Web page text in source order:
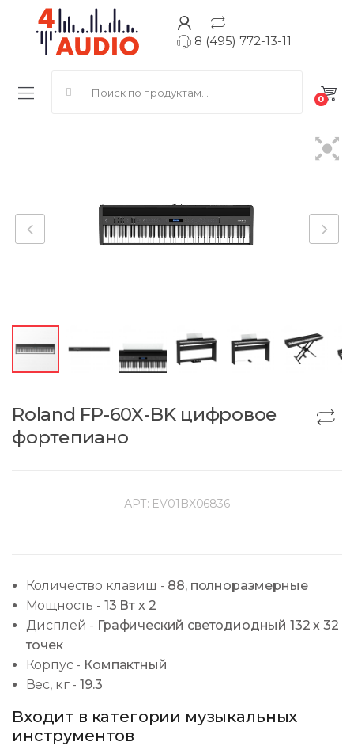
8 (495) 772-13-11
0
Roland FP-60X-BK цифровое
фортепиано
АРТ: EV01BX06836
Количество клавиш - 88, полноразмерные
Мощность - 13 Вт x 2
Дисплей - Графический светодиодный 132 х 32
точек
Корпус - Компактный
Вес, кг -19.3
Входит в категории музыкальных
инструментов